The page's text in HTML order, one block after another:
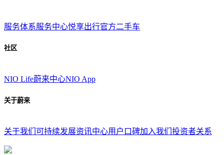
服务体系服务中心悦享出行官方二手车
社区
NIO Life蔚来中心NIO App
关于蔚来
关于我们 可持续发展资讯中心用户口碑加入我们 投资者关系